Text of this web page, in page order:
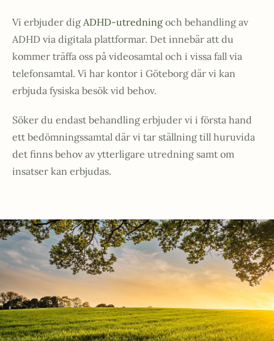
Vi erbjuder dig ADHD-utredning och behandling av
ADHD via digitala plattformar. Det innebär att du
kommer träffa oss på videosamtal och i vissa fall via
telefonsamtal. Vi har kontor i Göteborg där vi kan
erbjuda fysiska besök vid behov.
Söker du endast behandling erbjuder vi i första hand
ett bedömningssamtal där vi tar ställning till huruvida
det finns behov av ytterligare utredning samt om
insatser kan erbjudas.